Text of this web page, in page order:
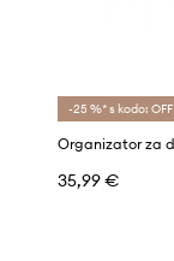
-25 %* s kodo: OFF
35,99 €